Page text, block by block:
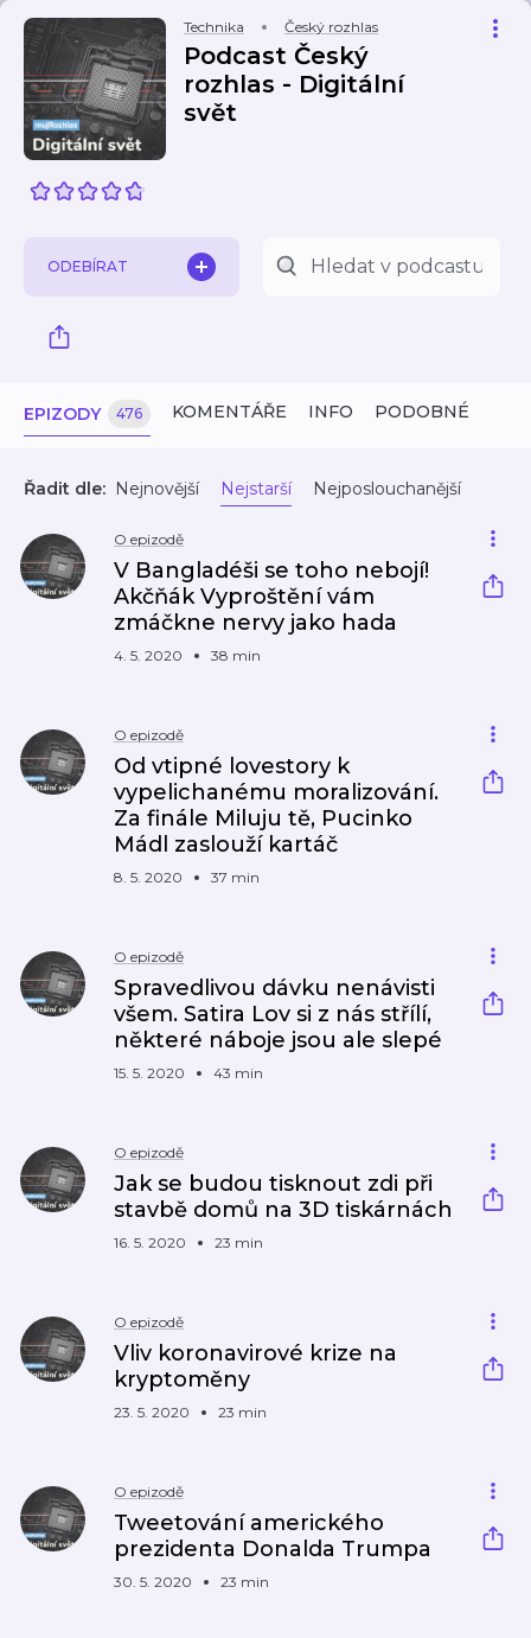
Technika Český rozhlas
Podcast Český
rozhlas - Digitální
svět
ODEBÍRAT
EPIZODY 476 KOMENTÁŘE INFO PODOBNÉ
Řadit dle: Nejnovější Nejstarší Nejposlouchanější
O epizodě
V Bangladéši se toho nebojí!
Akčňák Vyproštění vám
zmáčkne nervy jako hada
4. 5. 2020 38 min
O epizodě
Od vtipné lovestory k
vypelichanému moralizování.
Za finále Miluju tě, Pucinko
Mádl zaslouží kartáč
8. 5. 2020 37 min
O epizodě
Spravedlivou dávku nenávisti
všem. Satira Lov si z nás střílí,
některé náboje jsou ale slepé
15. 5. 2020 43 min
O epizodě
Jak se budou tisknout zdi při
stavbě domů na 3D tiskárnách
16. 5. 2020 23 min
O epizodě
Vliv koronavirové krize na
kryptoměny
23. 5. 2020 23 min
O epizodě
Tweetování amerického
prezidenta Donalda Trumpa
30. 5. 2020 23 min